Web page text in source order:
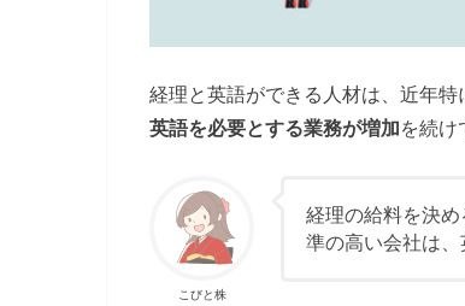
経理と英語ができる人材は、近年特
英語を必要とする業務が増加を続け
こびと株
経理の給料を決
準の高い会社は